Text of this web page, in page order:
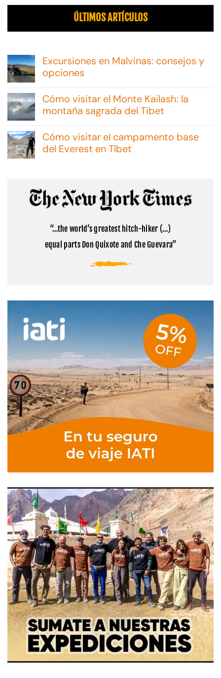
ÚLTIMOS ARTÍCULOS
Excursiones en Malvinas: consejos y
opciones
hay
comentarios
en
Excursiones
Malvinas:
consejos
y
opciones
Cómo visitar el Monte Kailash: la
montaña sagrada del Tibet
hay
comentarios
en
Cómo
la
montaña
sagrada
Tibet
Cómo visitar el campamento base
del Everest en Tíbet
Cómo
visitar
el
base
Everest
en
“…the world’s greatest hitch-hiker (…)
equal parts Don Quixote and Che Guevara”